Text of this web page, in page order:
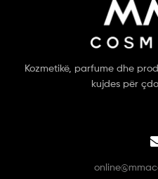
Kozmetikë, parfume dhe
kujdes për